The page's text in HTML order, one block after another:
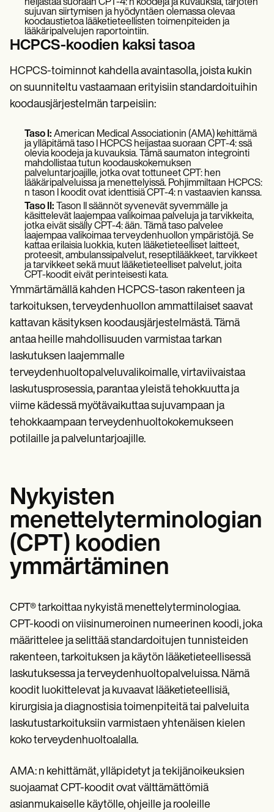
heijastaa suoraan CPT-4: n koodeja ja kuvauksia, tarjoten
sujuvan siirtymisen ja hyödyntäen olemassa olevaa
koodaustietoa lääketieteellisten toimenpiteiden ja
lääkäripalvelujen raportointiin.
HCPCS-koodien kaksi tasoa
HCPCS-toiminnot kahdella avaintasolla, joista kukin
on suunniteltu vastaamaan erityisiin standardoituihin
koodausjärjestelmän tarpeisiin:
Taso I: American Medical Associationin (AMA) kehittämä
ja ylläpitämä taso I HCPCS heijastaa suoraan CPT-4: ssä
olevia koodeja ja kuvauksia. Tämä saumaton integrointi
mahdollistaa tutun koodauskokemuksen
palveluntarjoajille, jotka ovat tottuneet CPT: hen
lääkäripalveluissa ja menettelyissä. Pohjimmiltaan HCPCS:
n tason I koodit ovat identtisiä CPT-4: n vastaavien kanssa.
Taso II: Tason II säännöt syvenevät syvemmälle ja
käsittelevät laajempaa valikoimaa palveluja ja tarvikkeita,
jotka eivät sisälly CPT-4: ään. Tämä taso palvelee
laajempaa valikoimaa terveydenhuollon ympäristöjä. Se
kattaa erilaisia luokkia, kuten lääketieteelliset laitteet,
proteesit, ambulanssipalvelut, reseptilääkkeet, tarvikkeet
ja tarvikkeet sekä muut lääketieteelliset palvelut, joita
CPT-koodit eivät perinteisesti kata.
Ymmärtämällä kahden HCPCS-tason rakenteen ja
tarkoituksen, terveydenhuollon ammattilaiset saavat
kattavan käsityksen koodausjärjestelmästä. Tämä
antaa heille mahdollisuuden varmistaa tarkan
laskutuksen laajemmalle
terveydenhuoltopalveluvalikoimalle, virtaviivaistaa
laskutusprosessia, parantaa yleistä tehokkuutta ja
viime kädessä myötävaikuttaa sujuvampaan ja
tehokkaampaan terveydenhuoltokokemukseen
potilaille ja palveluntarjoajille.
Nykyisten
menettelyterminologian
(CPT) koodien
ymmärtäminen
CPT® tarkoittaa nykyistä menettelyterminologiaa.
CPT-koodi on viisinumeroinen numeerinen koodi, joka
määrittelee ja selittää standardoitujen tunnisteiden
rakenteen, tarkoituksen ja käytön lääketieteellisessä
laskutuksessa ja terveydenhuoltopalveluissa. Nämä
koodit luokittelevat ja kuvaavat lääketieteellisiä,
kirurgisia ja diagnostisia toimenpiteitä tai palveluita
laskutustarkoituksiin varmistaen yhtenäisen kielen
koko terveydenhuoltoalalla.
AMA: n kehittämät, ylläpidetyt ja tekijänoikeuksien
suojaamat CPT-koodit ovat välttämättömiä
asianmukaiselle käytölle, ohjeille ja rooleille